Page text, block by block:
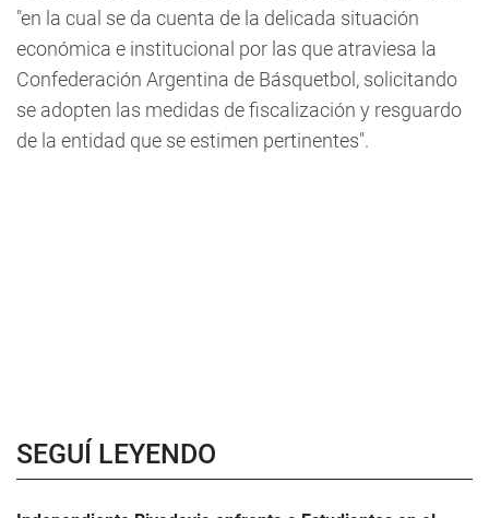
"en la cual se da cuenta de la delicada situación
económica e institucional por las que atraviesa la
Confederación Argentina de Básquetbol, solicitando
se adopten las medidas de fiscalización y resguardo
de la entidad que se estimen pertinentes".
SEGUÍ LEYENDO